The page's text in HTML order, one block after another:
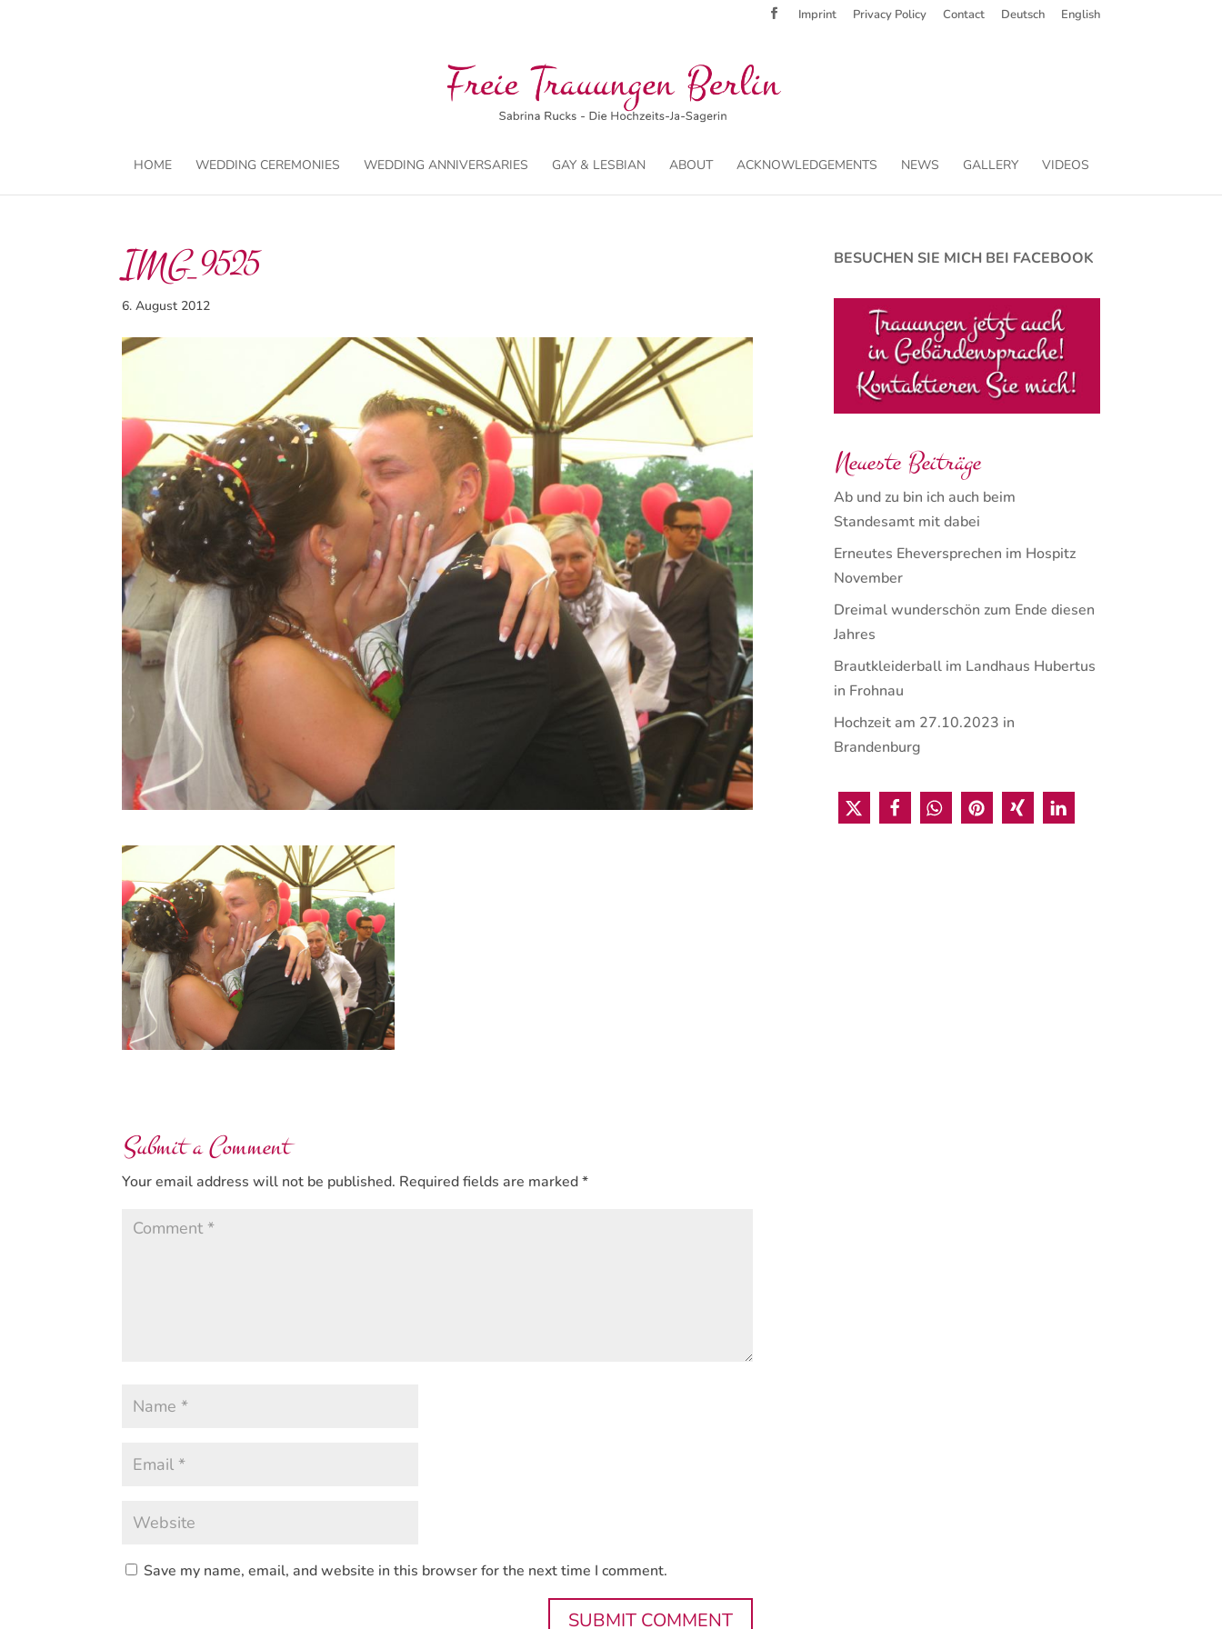
Imprint Privacy Policy Contact Deutsch English
HOME WEDDING CEREMONIES WEDDING ANNIVERSARIES GAY & LESBIAN ABOUT ACKNOWLEDGEMENTS NEWS GALLERY VIDEOS
IMG_9525
6. August 2012
Submit a Comment
Your email address will not be published. Required fields are marked*
Save my name, email, and website in this browser for the next time I comment.
BESUCHEN SIE MICH BEI FACEBOOK
Neueste Beiträge
Ab und zu bin ich auch beim
Standesamt mit dabei
Erneutes Eheversprechen im Hospitz
November
Dreimal wunderschön zum Ende diesen
Jahres
Brautkleiderball im Landhaus Hubertus
in Frohnau
Hochzeit am 27.10.2023 in
Brandenburg